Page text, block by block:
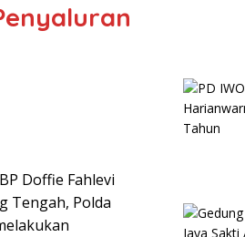
Doffie Fahlevi
Tengah, Polda